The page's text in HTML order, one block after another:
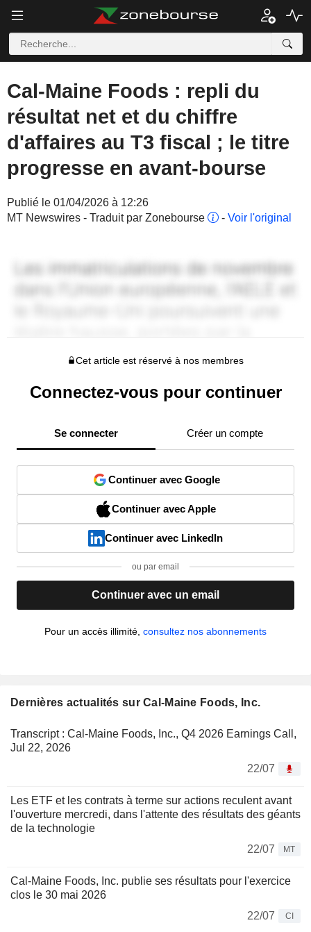
Cal-Maine Foods : repli du
résultat net et du chiffre
d'affaires au T3 fiscal ; le titre
progresse en avant-bourse
Publié le 01/04/2026 à 12:26
MT Newswires - Traduit par Zonebourse
- Voir l'original
Cet article est réservé à nos membres
Connectez-vous pour continuer
Se connecter Créer un compte
Continuer avec Google
Continuer avec Apple
Continuer avec LinkedIn
ou par email
Continuer avec un email
Pour un accès illimité, consultez nos abonnements
Dernières actualités sur Cal-Maine Foods, Inc.
Transcript : Cal-Maine Foods, Inc., Q4 2026 Earnings Call,
Jul 22, 2026
22/07
Les ETF et les contrats à terme sur actions reculent avant
l'ouverture mercredi, dans l'attente des résultats des géants
de la technologie
22/07
MT
Cal-Maine Foods, Inc. publie ses résultats pour l'exercice
clos le 30 mai 2026
22/07
CI